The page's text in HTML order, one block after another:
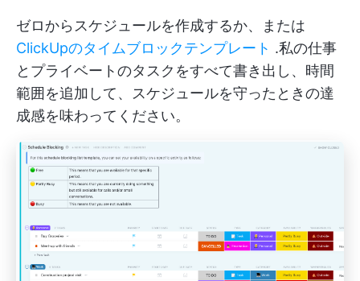
ゼロからスケジュールを作成するか、または
ClickUpのタイムブロックテンプレート .私の仕事
とプライベートのタスクをすべて書き出し、時間
範囲を追加して、スケジュールを守ったときの達
成感を味わってください。